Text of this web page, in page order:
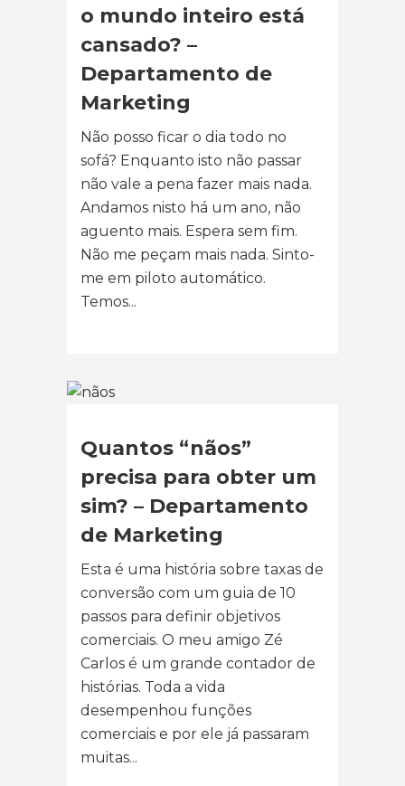
o mundo inteiro está
cansado? –
Departamento de
Marketing
Não posso ficar o dia todo no
sofá? Enquanto isto não passar
não vale a pena fazer mais nada.
Andamos nisto há um ano, não
aguento mais. Espera sem fim.
Não me peçam mais nada. Sinto-
me em piloto automático.
Temos...
Quantos “nãos”
precisa para obter um
sim? – Departamento
de Marketing
Esta é uma história sobre taxas de
conversão com um guia de 10
passos para definir objetivos
comerciais. O meu amigo Zé
Carlos é um grande contador de
histórias. Toda a vida
desempenhou funções
comerciais e por ele já passaram
muitas...